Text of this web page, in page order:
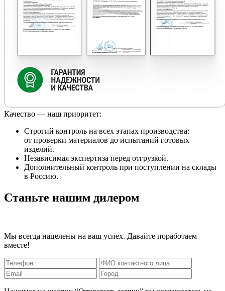
Качество — наш приоритет:
Строгий контроль на всех этапах производства:
от проверки материалов до испытаний готовых
изделий.
Независимая экспертиза перед отгрузкой.
Дополнительный контроль при поступлении на склады
в Россию.
Станьте нашим дилером
Мы всегда нацелены на ваш успех. Давайте поработаем
вместе!